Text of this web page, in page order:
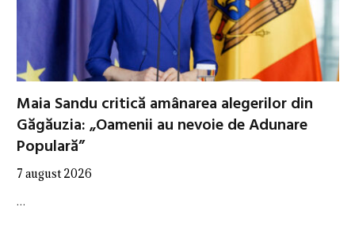
Maia Sandu critică amânarea alegerilor din
Găgăuzia: „Oamenii au nevoie de Adunare
Populară”
7 august 2026
…